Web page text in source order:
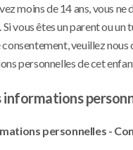
moins de 14 ans, vous
vous êtes un parent ou
veuillez
personnelles de cet
informations
personnelles -